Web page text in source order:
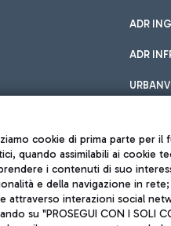
ADR
ADR
URBANV
cookie di prima parte per
quando assimilabili ai cookie
i contenuti di suo
e della navigazione in
attraverso interazioni social
su "PROSEGUI CON I SOLI